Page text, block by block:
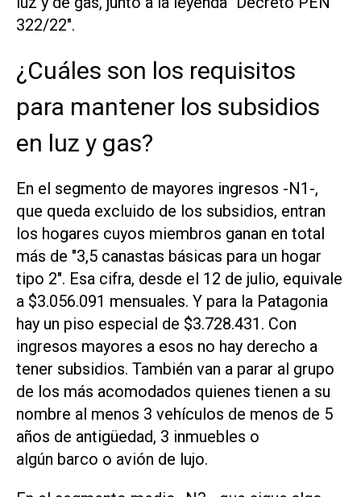
322/22".
¿Cuáles son los requisitos
para mantener los subsidios
en luz y gas?
En el segmento de mayores ingresos -N1-,
que queda excluido de los subsidios, entran
los hogares cuyos miembros ganan en total
más de "3,5 canastas básicas para un hogar
tipo 2". Esa cifra, desde el 12 de julio, equivale
a $3.056.091 mensuales. Y para la Patagonia
hay un piso especial de $3.728.431. Con
ingresos mayores a esos no hay derecho a
tener subsidios. También van a parar al grupo
de los más acomodados quienes tienen a su
nombre al menos 3 vehículos de menos de 5
años de antigüedad, 3 inmuebles o
algún barco o avión de lujo.